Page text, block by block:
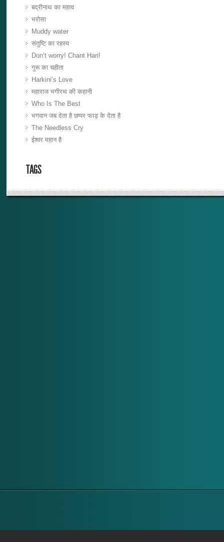
बद्रीनाथ का महत्व
भरोसा
Muddy water
संतुष्टि का रहस्य
Don’t worry! Chant Hari!
गुरू का चहीता
Harkini’s Love
महाराज भगीरथ की कहानी
Who Is The Best
भगवान जब देता है छप्पर फाड़ के देता है
The Needless Cry
ईश्वर महान है
TAGS